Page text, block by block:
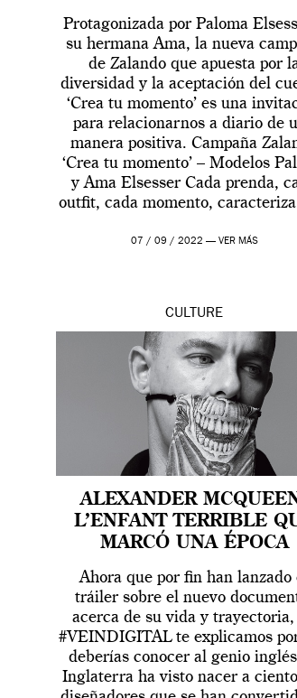
Protagonizada por Paloma
su hermana Ama, la nueva
de Zalando que apuesta por
diversidad y la aceptación del
‘Crea tu momento’ es una
para relacionarnos a diario de
manera positiva. Campaña
‘Crea tu momento’ – Modelos
y Ama Elsesser Cada prenda,
outfit, cada momento,
07 / 09 / 2022 — VER MÁS
CULTURE
ALEXANDER
L’ENFANT TERRIBLE
MARCÓ UNA ÉPOCA
Ahora que por fin han lanzado
tráiler sobre el nuevo
acerca de su vida y trayectoria,
#VEINDIGITAL te explicamos
deberías conocer al genio
Inglaterra ha visto nacer a